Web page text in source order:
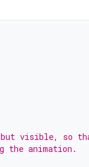
but visible, so
animation.